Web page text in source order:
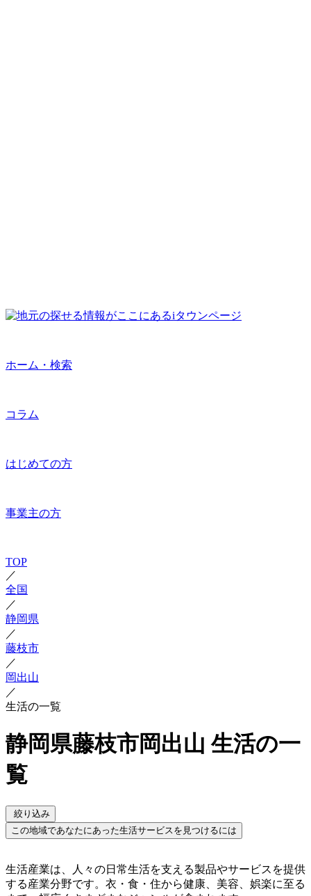
ホーム・検索
コラム
はじめての方
事業主の方
TOP
／
全国
／
静岡県
／
藤枝市
／
岡出山
／
生活の一覧
静岡県藤枝市岡出山 生活の一
覧
絞り込み
この地域であなたにあった生活サービスを見つけるには
生活産業は、人々の日常生活を支える製品やサービスを提供
する産業分野です。衣・食・住から健康、美容、娯楽に至る